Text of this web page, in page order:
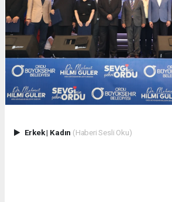
Erkek| Kadın (Haberi Sesli Oku)